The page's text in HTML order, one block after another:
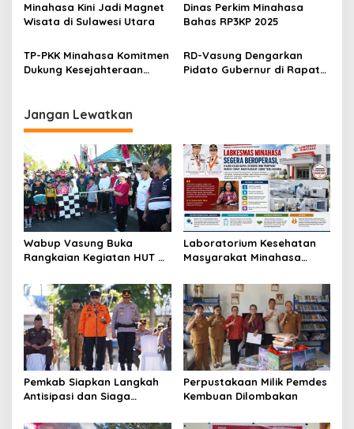
s
Minahasa Kini Jadi Magnet
Wisata di Sulawesi Utara
Dinas Perkim Minahasa
Bahas RP3KP 2025
TP-PKK Minahasa Komitmen
Dukung Kesejahteraan
RD-Vasung Dengarkan
Pidato Gubernur di Rapat
Jangan Lewatkan
Wabup Vasung Buka
Rangkaian Kegiatan HUT RI
Tompaso Raya
Laboratorium Kesehatan
Masyarakat Minahasa
Kegunaannya
Pemkab Siapkan Langkah
Antisipasi dan Siaga
Minahasa
Perpustakaan Milik Pemdes
Kembuan Dilombakan